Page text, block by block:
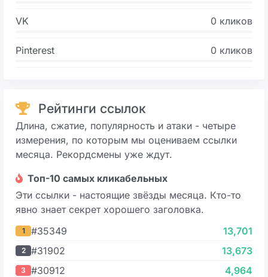
VK 0 кликов
Pinterest 0 кликов
Рейтинги ссылок
Длина, сжатие, популярность и атаки - четыре
измерения, по которым мы оцениваем ссылки
месяца. Рекордсмены уже ждут.
Топ-10 самых кликабельных
Эти ссылки - настоящие звёзды месяца. Кто-то
явно знает секрет хорошего заголовка.
1 #35349 13,701
2 #31902 13,673
3 #30912 4,964